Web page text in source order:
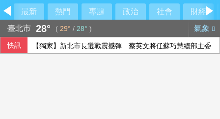
最新 熱門 專題 政治 社會
財經
臺北市 28° ( 29° / 28° ) 氣象
快訊 【獨家】新北市長選戰震撼彈 蔡英文將任蘇巧慧總部主委